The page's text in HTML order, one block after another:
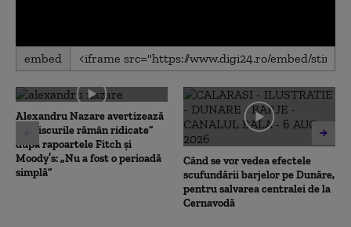
0
seconds
0
seconds
embed
Alexandru Nazare avertizează
că „riscurile rămân ridicate”
după rapoartele Fitch și
Moody’s: „Nu a fost o perioadă
simplă”
Când se vor vedea efectele
scufundării barjelor pe Dunăre,
pentru salvarea centralei de la
Cernavodă